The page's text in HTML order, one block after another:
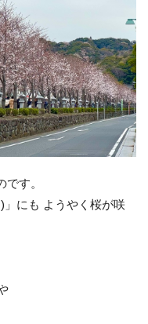
す。
にも ようやく桜が咲